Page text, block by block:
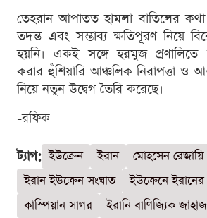
তেহরান আপাতত হামলা বাতিলের কথা
তদন্ত এবং সম্ভাব্য ক্ষতিপূরণ নিয়ে
হয়নি। একই সঙ্গে হরমুজ প্রণালিতে
করার হুঁশিয়ারি আঞ্চলিক নিরাপত্তা ও
নিয়ে নতুন উদ্বেগ তৈরি করেছে।
-রফিক
ট্যাগ: ইউক্রেন ইরান
মোহসেন রেজায়ি
ইরান ইউক্রেন সংঘাত
ইউক্রেনে ইরানের
কাস্পিয়ান সাগর
ইরানি বাণিজ্যিক জাহাজ